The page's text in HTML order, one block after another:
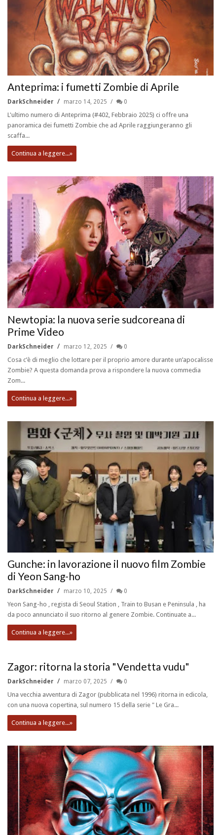
Anteprima: i fumetti Zombie di Aprile
DarkSchneider marzo 14, 2025 0
L'ultimo numero di Anteprima (#402, Febbraio 2025) ci offre una
panoramica dei fumetti Zombie che ad Aprile raggiungeranno gli
scaffa...
Continua a leggere...»
Newtopia: la nuova serie sudcoreana di
Prime Video
DarkSchneider marzo 12, 2025 0
Cosa c’è di meglio che lottare per il proprio amore durante un’apocalisse
Zombie? A questa domanda prova a rispondere la nuova commedia
Zom...
Continua a leggere...»
Gunche: in lavorazione il nuovo film Zombie
di Yeon Sang-ho
DarkSchneider marzo 10, 2025 0
Yeon Sang-ho , regista di Seoul Station , Train to Busan e Peninsula , ha
da poco annunciato il suo ritorno al genere Zombie. Continuate a...
Continua a leggere...»
Zagor: ritorna la storia "Vendetta vudu"
DarkSchneider marzo 07, 2025 0
Una vecchia avventura di Zagor (pubblicata nel 1996) ritorna in edicola,
con una nuova copertina, sul numero 15 della serie " Le Gra...
Continua a leggere...»